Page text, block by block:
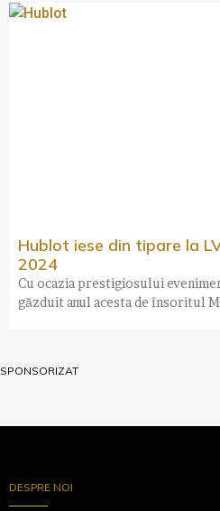
Hublot iese din tipare la
2024
Cu ocazia prestigiosului
găzduit anul acesta de însoritul
SPONSORIZAT
DESPRE NOI